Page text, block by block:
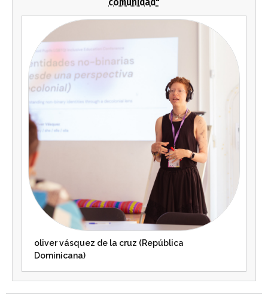
comunidad"
oliver vásquez de la cruz (República
Dominicana)